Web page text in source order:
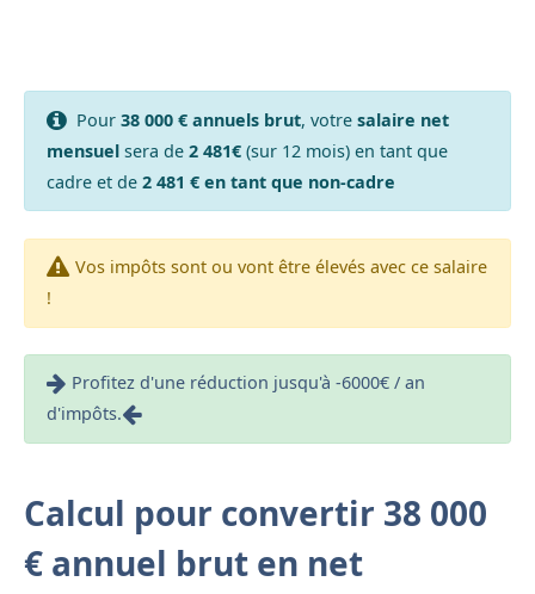
Pour 38 000 € annuels brut, votre salaire net
mensuelsera de 2 481€(sur 12 mois) en tant que
cadre et de 2 481 € en tant que non-cadre
Vos impôts sont ou vont être élevés avec ce salaire
!
Profitez d'une réduction jusqu'à -6000€ / an
d'impôts.
Calcul pour convertir 38 000
€ annuel brut en net